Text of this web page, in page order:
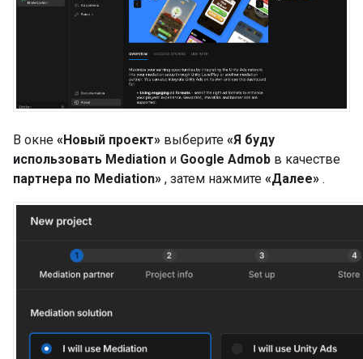
В окне «Новый проект» выберите «Я буду
использовать Mediation и Google Admob в качестве
партнера по Mediation» , затем нажмите «Далее» .